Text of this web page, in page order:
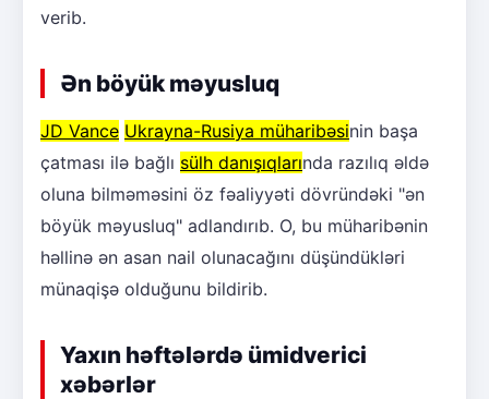
verib.
Ən böyük məyusluq
JD Vance Ukrayna-Rusiya müharibəsinin başa
çatması ilə bağlı sülh danışıqlarında razılıq əldə
oluna bilməməsini öz fəaliyyəti dövründəki "ən
böyük məyusluq" adlandırıb. O, bu müharibənin
həllinə ən asan nail olunacağını düşündükləri
münaqişə olduğunu bildirib.
Yaxın həftələrdə ümidverici
xəbərlər